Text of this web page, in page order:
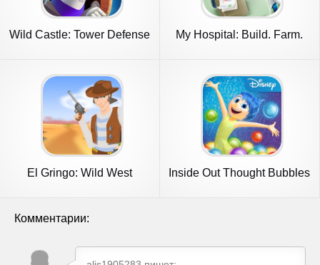
Wild Castle: Tower Defense
My Hospital: Build. Farm.
El Gringo: Wild West
Inside Out Thought Bubbles
Комментарии: